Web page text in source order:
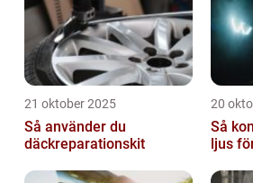
21 oktober 2025
Så använder du
däckreparationskit
20
Så
ljus